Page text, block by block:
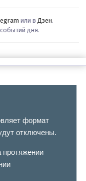
или в Дзен.
дня.
формат
отключены.
протяжении